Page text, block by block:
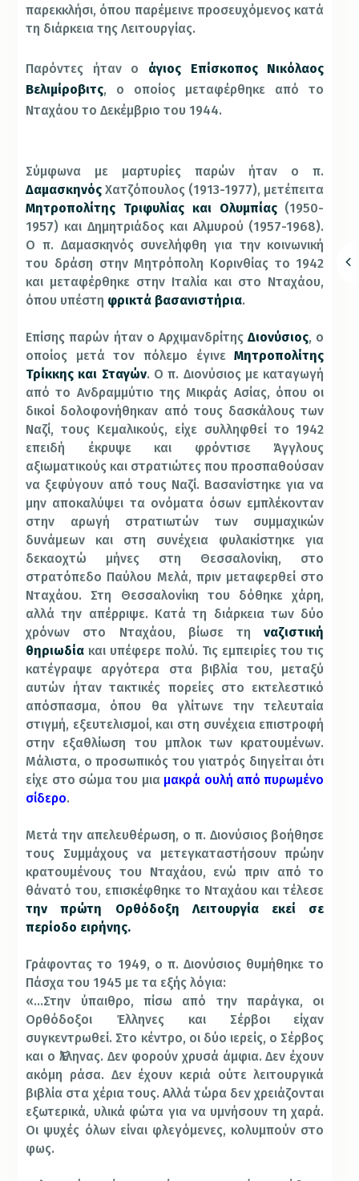
παρεκκλήσι, όπου παρέμεινε προσευχόμενος κατά
τη διάρκεια της Λειτουργίας.
Παρόντες ήταν ο άγιος Επίσκοπος Νικόλαος
Βελιμίροβιτς, ο οποίος μεταφέρθηκε από το
Νταχάου το Δεκέμβριο του 1944.
Σύμφωνα με μαρτυρίες παρών ήταν ο π.
Δαμασκηνός Χατζόπουλος (1913-1977), μετέπειτα
Μητροπολίτης Τριφυλίας και Ολυμπίας(1950-
1957) και Δημητριάδος και Αλμυρού (1957-1968).
Ο π. Δαμασκηνός συνελήφθη για την κοινωνική
του δράση στην Μητρόπολη Κορινθίας το 1942
και μεταφέρθηκε στην Ιταλία και στο Νταχάου,
όπου υπέστη φρικτά βασανιστήρια.
Επίσης παρών ήταν ο ΑρχιμανδρίτηςΔιονύσιος, ο
οποίος μετά τον πόλεμο έγινεΜητροπολίτης
Τρίκκης και Σταγών. Ο π. Διονύσιος με καταγωγή
από το Ανδραμμύτιο της Μικράς Ασίας, όπου οι
δικοί δολοφονήθηκαν από τους δασκάλους των
Ναζί, τους Κεμαλικούς, είχε συλληφθεί το 1942
επειδή έκρυψε και φρόντισε Άγγλους
αξιωματικούς και στρατιώτες που προσπαθούσαν
να ξεφύγουν από τους Ναζί. Βασανίστηκε για να
μην αποκαλύψει τα ονόματα όσων εμπλέκονταν
στην αρωγή στρατιωτών των συμμαχικών
δυνάμεων και στη συνέχεια φυλακίστηκε για
δεκαοχτώ μήνες στη Θεσσαλονίκη, στο
στρατόπεδο Παύλου Μελά, πριν μεταφερθεί στο
Νταχάου. Στη Θεσσαλονίκη του δόθηκε χάρη,
αλλά την απέρριψε. Κατά τη διάρκεια των δύο
χρόνων στο Νταχάου, βίωσε τηναζιστική
θηριωδία και υπέφερε πολύ. Τις εμπειρίες του τις
κατέγραψε αργότερα στα βιβλία του, μεταξύ
αυτών ήταν τακτικές πορείες στο εκτελεστικό
απόσπασμα, όπου θα γλίτωνε την τελευταία
στιγμή, εξευτελισμοί, και στη συνέχεια επιστροφή
στην εξαθλίωση του μπλοκ των κρατουμένων.
Μάλιστα, ο προσωπικός του γιατρός διηγείται ότι
είχε στο σώμα του μια μακρά ουλή από πυρωμένο
σίδερο.
Μετά την απελευθέρωση, ο π. Διονύσιος βοήθησε
τους Συμμάχους να μετεγκαταστήσουν πρώην
κρατουμένους του Νταχάου, ενώ πριν από το
θάνατό του, επισκέφθηκε το Νταχάου και τέλεσε
την πρώτη Ορθόδοξη Λειτουργία εκεί σε
περίοδο ειρήνης.
Γράφοντας το 1949, ο π. Διονύσιος θυμήθηκε το
Πάσχα του 1945 με τα εξής λόγια:
«…Στην ύπαιθρο, πίσω από την παράγκα, οι
Ορθόδοξοι Έλληνες και Σέρβοι είχαν
συγκεντρωθεί. Στο κέντρο, οι δύο ιερείς, ο Σέρβος
και ο Ἐλληνας. Δεν φορούν χρυσά άμφια. Δεν έχουν
ακόμη ράσα. Δεν έχουν κεριά ούτε λειτουργικά
βιβλία στα χέρια τους. Αλλά τώρα δεν χρειάζονται
εξωτερικά, υλικά φώτα για να υμνήσουν τη χαρά.
Οι ψυχές όλων είναι φλεγόμενες, κολυμπούν στο
φως.